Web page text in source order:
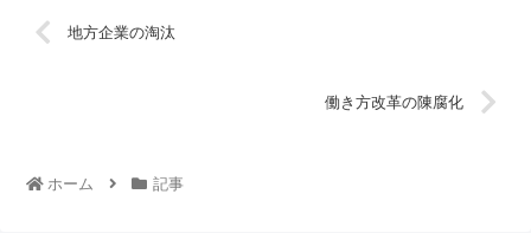
地方企業の淘汰
働き方改革の陳腐化
ホーム 記事